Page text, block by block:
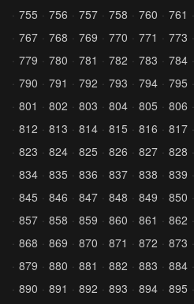
755
756 757 758 760 761
767
768 769 770 771 773
779
780 781 782 783 784
790
791 792 793 794 795
801
802 803 804 805 806
812
813 814 815 816 817
823
824 825 826 827 828
834
835 836 837 838 839
845
846 847 848 849 850
857
858 859 860 861 862
868
869 870 871 872 873
879
880 881 882 883 884
890
891 892 893 894 895